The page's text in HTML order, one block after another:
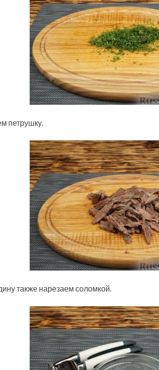
петрушку.
также нарезаем соломкой.